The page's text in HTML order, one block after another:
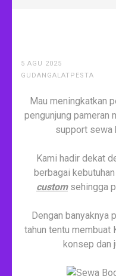
5 AGU 2025
GUDANGALATPESTA
Mau meningkatkan
pengunjung pameran
support sewa
Kami hadir dekat
berbagai
customsehingga
Dengan banyaknya
tahun tentu membuat
konsep dan